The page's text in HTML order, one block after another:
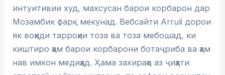
интуитивии худ, махсусан барои корбарон дар
Мозамбик фарқ мекунад. Вебсайти Arruíi дорои
як воҳиди тарроҳии тоза ва тоза мебошад, ки
киштиро ҳам барои корбарони ботаҷриба ва ҳам
нав имкон медиҳад. Ҳама захираҳо аз ҷиҳати